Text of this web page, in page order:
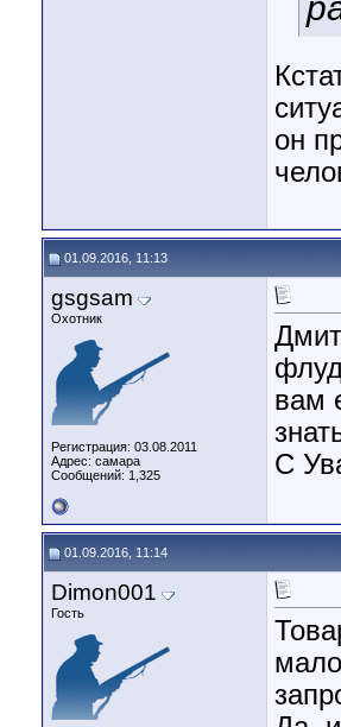
он
01.09.2016, 11:13
gsgsam
Охотник
Регистрация: 03.08.2011
Адрес: самара
Сообщений: 1,325
вам
С
01.09.2016, 11:14
Dimon001
Гость